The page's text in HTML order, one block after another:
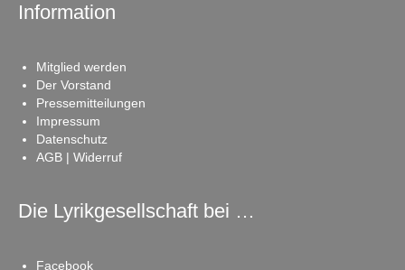
Information
Mitglied werden
Der Vorstand
Pressemitteilungen
Impressum
Datenschutz
AGB | Widerruf
Die Lyrikgesellschaft bei …
Facebook